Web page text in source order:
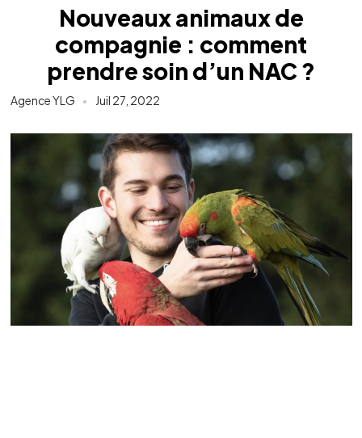
Nouveaux animaux de
compagnie : comment
prendre soin d’un NAC ?
Agence YLG Juil 27, 2022